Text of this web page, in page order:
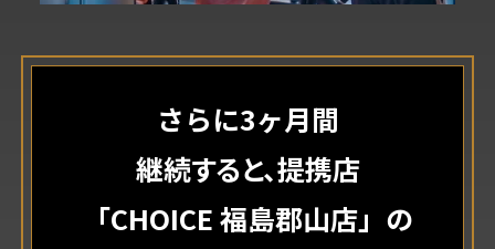
さらに3ヶ月間
継続すると、提携店
「CHOICE 福島郡山店」の